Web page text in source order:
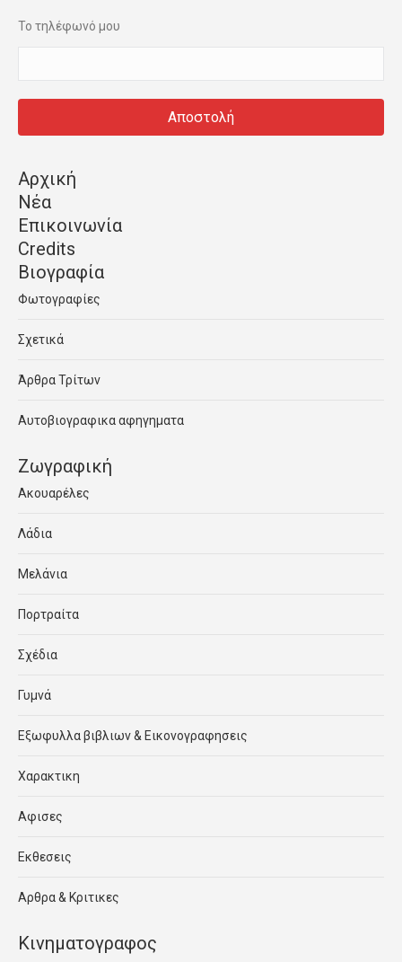
Το τηλέφωνό μου
Αρχική
Νέα
Επικοινωνία
Credits
Βιογραφία
Φωτογραφίες
Σχετικά
Άρθρα Τρίτων
Αυτοβιογραφικα αφηγηματα
Ζωγραφική
Ακουαρέλες
Λάδια
Μελάνια
Πορτραίτα
Σχέδια
Γυμνά
Εξωφυλλα βιβλιων & Εικονογραφησεις
Χαρακτικη
Αφισες
Εκθεσεις
Αρθρα & Κριτικες
Κινηματογραφος